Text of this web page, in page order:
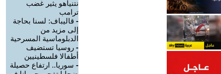
نتنياهو يثير غضب
ترامب
- قاليباف: لسنا بحاجة
إلى مزيد من
الدبلوماسية المسرحية
- روسيا تستضيف
أطفالا فلسطينيين
- سوريا.. ارتفاع حصيلة